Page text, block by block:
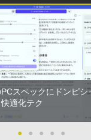
PCスペックにドンピ
適化テク
● ● ● ● ●